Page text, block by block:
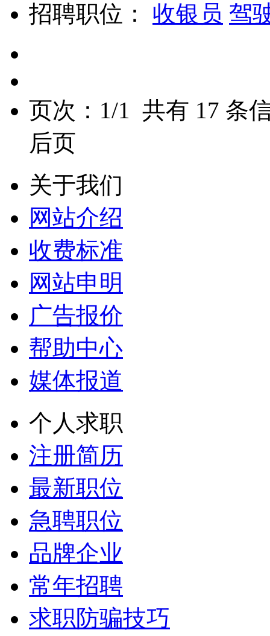
招聘职位： 收银员 驾
页次： 1/1 共有 17 条
后页
关于我们
网站介绍
收费标准
网站申明
广告报价
帮助中心
媒体报道
个人求职
注册简历
最新职位
急聘职位
品牌企业
常年招聘
求职防骗技巧